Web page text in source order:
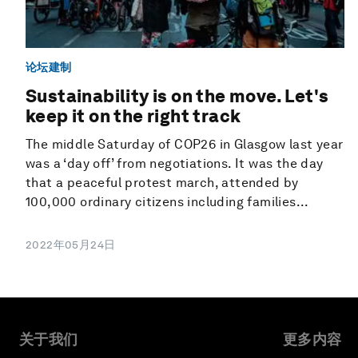
论坛建制
Sustainability is on the move. Let's
keep it on the right track
The middle Saturday of COP26 in Glasgow last year
was a ‘day off’ from negotiations. It was the day
that a peaceful protest march, attended by
100,000 ordinary citizens including families...
2022年05月24日
关于我们 更多内容